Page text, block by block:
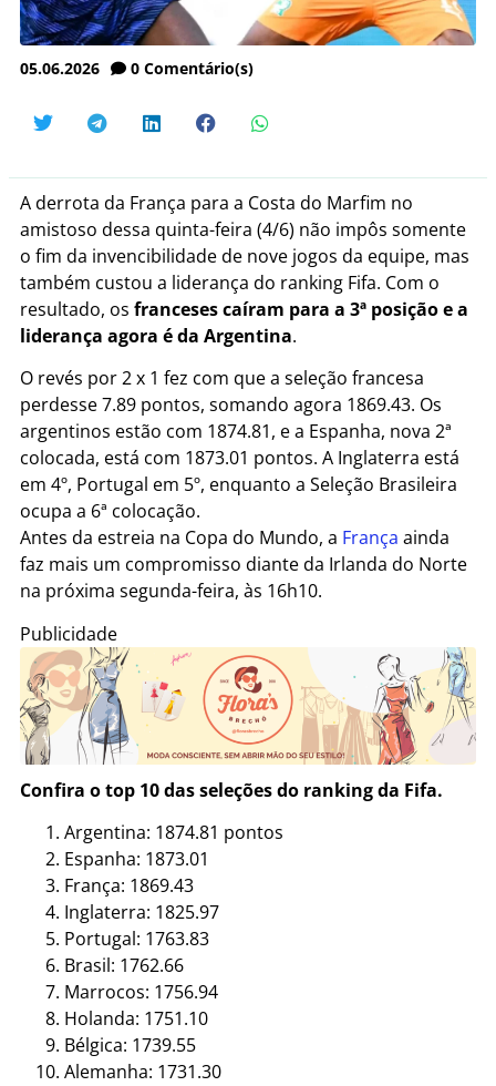
05.06.2026 0 Comentário(s)
A derrota da França para a Costa do Marfim no
amistoso dessa quinta-feira (4/6) não impôs somente
o fim da invencibilidade de nove jogos da equipe, mas
também custou a liderança do ranking Fifa. Com o
resultado, os franceses caíram para a 3ª posição e a
liderança agora é da Argentina.
O revés por 2 x 1 fez com que a seleção francesa
perdesse 7.89 pontos, somando agora 1869.43. Os
argentinos estão com 1874.81, e a Espanha, nova 2ª
colocada, está com 1873.01 pontos. A Inglaterra está
em 4º, Portugal em 5º, enquanto a Seleção Brasileira
ocupa a 6ª colocação.
Antes da estreia na Copa do Mundo, a França ainda
faz mais um compromisso diante da Irlanda do Norte
na próxima segunda-feira, às 16h10.
Publicidade
Confira o top 10 das seleções do ranking da Fifa.
Argentina: 1874.81 pontos
Espanha: 1873.01
França: 1869.43
Inglaterra: 1825.97
Portugal: 1763.83
Brasil: 1762.66
Marrocos: 1756.94
Holanda: 1751.10
Bélgica: 1739.55
Alemanha: 1731.30